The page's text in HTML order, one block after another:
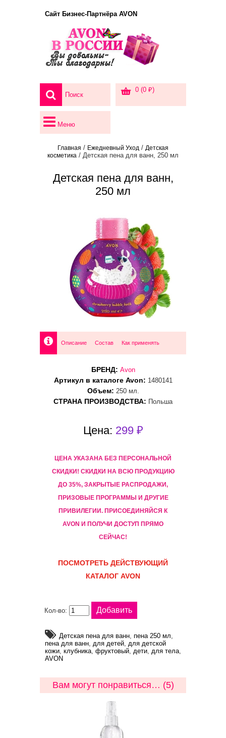
Сайт Бизнес-Партнёра AVON
0 (0 ₽)
Меню
Главная / Ежедневный Уход / Детская
косметика / Детская пена для ванн, 250 мл
Детская пена для ванн,
250 мл
Описание Состав Как применять
БРЕНД: Avon
Артикул в каталоге Avon: 1480141
Объем: 250 мл.
СТРАНА ПРОИЗВОДСТВА: Польша
Цена: 299 ₽
ЦЕНА УКАЗАНА БЕЗ ПЕРСОНАЛЬНОЙ
СКИДКИ! CКИДКИ НА ВСЮ ПРОДУКЦИЮ
ДО 35%, ЗАКРЫТЫЕ РАСПРОДАЖИ,
ПРИЗОВЫЕ ПРОГРАММЫ И ДРУГИЕ
ПРИВИЛЕГИИ. ПРИСОЕДИНЯЙСЯ К
AVON И ПОЛУЧИ ДОСТУП ПРЯМО
СЕЙЧАС!
ПОСМОТРЕТЬ ДЕЙСТВУЮЩИЙ
КАТАЛОГ AVON
Кол-во:
Детская пена для ванн, пена 250 мл,
пена для ванн, для детей, для детской
кожи, клубника, фруктовый, дети, для тела,
AVON
Вам могут понравиться… (5)